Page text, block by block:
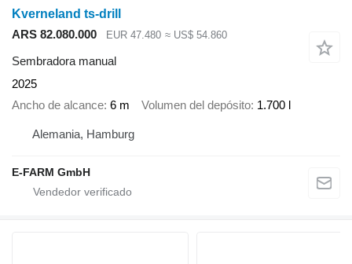
Kverneland ts-drill
ARS 82.080.000
EUR 47.480 ≈ US$ 54.860
Sembradora manual
2025
Ancho de alcance 6 m Volumen del depósito 1.700 l
Alemania, Hamburg
E-FARM GmbH